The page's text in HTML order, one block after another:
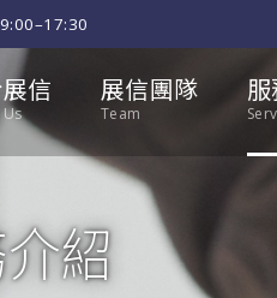
信 展信團隊
Team
紹